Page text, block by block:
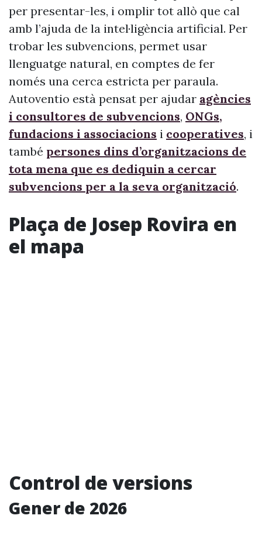
per presentar-les, i omplir tot allò que cal
amb l’ajuda de la intel·ligència artificial. Per
trobar les subvencions, permet usar
llenguatge natural, en comptes de fer
només una cerca estricta per paraula.
Autoventio està pensat per ajudar agències
i consultores de subvencions, ONGs,
fundacions i associacions i cooperatives, i
també persones dins d’organitzacions de
tota mena que es dediquin a cercar
subvencions per a la seva organització.
Plaça de Josep Rovira en
el mapa
Control de versions
Gener de 2026